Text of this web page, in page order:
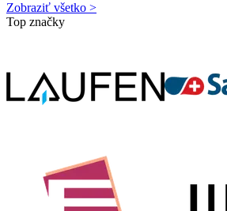
Zobraziť všetko >
Top značky